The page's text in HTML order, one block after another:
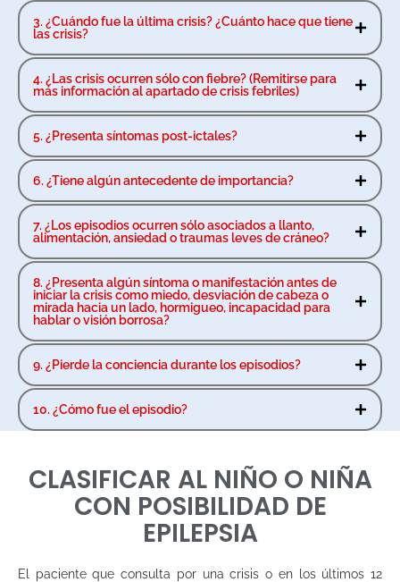
3. ¿Cuándo fue la última crisis? ¿Cuánto hace que tiene
las crisis?
4. ¿Las crisis ocurren sólo con fiebre? (Remitirse para
más información al apartado de crisis febriles)
5. ¿Presenta síntomas post-ictales?
6. ¿Tiene algún antecedente de importancia?
7. ¿Los episodios ocurren sólo asociados a llanto,
alimentación, ansiedad o traumas leves de cráneo?
8. ¿Presenta algún síntoma o manifestación antes de
iniciar la crisis como miedo, desviación de cabeza o
mirada hacia un lado, hormigueo, incapacidad para
hablar o visión borrosa?
9. ¿Pierde la conciencia durante los episodios?
10. ¿Cómo fue el episodio?
CLASIFICAR AL NIÑO O NIÑA
CON POSIBILIDAD DE
EPILEPSIA
El paciente que consulta por una crisis o en los últimos 12